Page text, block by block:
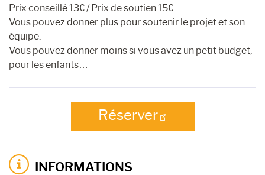
Prix conseillé 13€ / Prix de soutien 15€
Vous pouvez donner plus pour soutenir le projet et son
équipe.
Vous pouvez donner moins si vous avez un petit budget,
pour les enfants…
Réserver
INFORMATIONS